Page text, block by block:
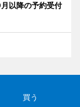
以降の予約受付
買う